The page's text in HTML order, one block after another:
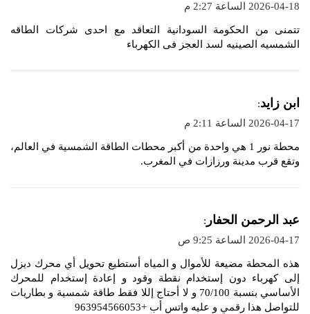
ق
ل
2026-04-18 الساعة 2:27 م
تتمنى من الحكومة السودانية التعاقد مع احدى شركات الطاقه
الشمسيه الصينيه لسد العجز فى الكهرباء
ي
ق
ابن زايد:
2026-04-17 الساعة 2:11 م
محطة نور 1 هي واحدة من أكبر محطات الطاقة الشمسية في العالم،
وتقع قرب مدينة ورزازات في المغرب.
ي
ق
ل
عبد الرحمن الحفار :
2026-04-17 الساعة 9:25 ص
هذه المحطة مضيعة للأموال و المياه أستطيع تحويل أي محرك ديزل
إلى كهرباء دون إستخدام نقطة وقود و إعادة إستخدام للمحرك
الأساسي بنسبة 70/100 و لا أحتاج إللا فقط طاقة شمسية و بطاريات
للتواصل هذا رقمي و عليه واتس أب +963954566053